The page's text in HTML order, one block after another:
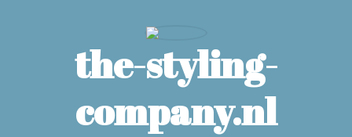
the-styling-
company.nl